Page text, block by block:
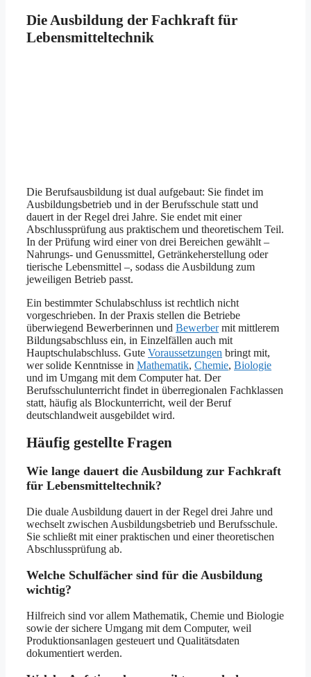
Die Ausbildung der Fachkraft für
Lebensmitteltechnik
Die Berufsausbildung ist dual aufgebaut: Sie findet im
Ausbildungsbetrieb und in der Berufsschule statt und
dauert in der Regel drei Jahre. Sie endet mit einer
Abschlussprüfung aus praktischem und theoretischem Teil.
In der Prüfung wird einer von drei Bereichen gewählt –
Nahrungs- und Genussmittel, Getränkeherstellung oder
tierische Lebensmittel –, sodass die Ausbildung zum
jeweiligen Betrieb passt.
Ein bestimmter Schulabschluss ist rechtlich nicht
vorgeschrieben. In der Praxis stellen die Betriebe
überwiegend Bewerberinnen und Bewerbermit mittlerem
Bildungsabschluss ein, in Einzelfällen auch mit
Hauptschulabschluss. Gute Voraussetzungen bringt mit,
wer solide Kenntnisse in Mathematik, Chemie, Biologie
und im Umgang mit dem Computer hat. Der
Berufsschulunterricht findet in überregionalen Fachklassen
statt, häufig als Blockunterricht, weil der Beruf
deutschlandweit ausgebildet wird.
Häufig gestellte Fragen
Wie lange dauert die Ausbildung zur Fachkraft
für Lebensmitteltechnik?
Die duale Ausbildung dauert in der Regel drei Jahre und
wechselt zwischen Ausbildungsbetrieb und Berufsschule.
Sie schließt mit einer praktischen und einer theoretischen
Abschlussprüfung ab.
Welche Schulfächer sind für die Ausbildung
wichtig?
Hilfreich sind vor allem Mathematik, Chemie und Biologie
sowie der sichere Umgang mit dem Computer, weil
Produktionsanlagen gesteuert und Qualitätsdaten
dokumentiert werden.